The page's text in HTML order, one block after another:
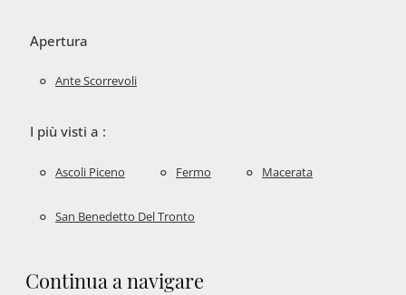
Apertura
Ante Scorrevoli
I più visti a :
Ascoli Piceno Fermo Macerata
San Benedetto Del Tronto
Continua a navigare